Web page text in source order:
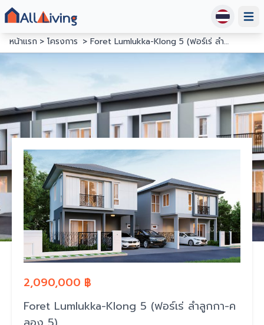
หน้าแรก
โครงการ Foret Lumlukka-Klong 5 (ฟอร์เร่ ลำลูกกา-คลอง 5)
2,090,000 ฿
Foret Lumlukka-Klong 5 (ฟอร์เร่ ลำลูกกา-ค